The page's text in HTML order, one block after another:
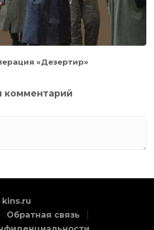
«Дезертир»
комментарий
Обратная связь